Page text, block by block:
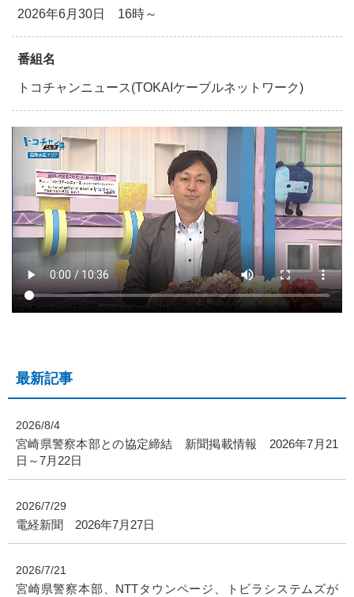
2026年6月30日 16時～
番組名
トコチャンニュース(TOKAIケーブルネットワーク)
最新記事
2026/8/4
宮崎県警察本部との協定締結 新聞掲載情報 2026年7月21
日～7月22日
2026/7/29
電経新聞 2026年7月27日
2026/7/21
宮崎県警察本部、NTTタウンページ、トビラシステムズが